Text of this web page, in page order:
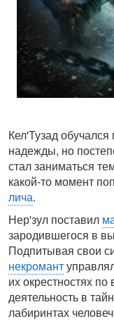
Кел'Тузад обучался
надежды, но
стал заниматься
какой-то момент
лича.
Нер'зул поставил
зародившегося в
Подпитывая свои
некромант
их окрестностях
деятельность в
лабиринтах